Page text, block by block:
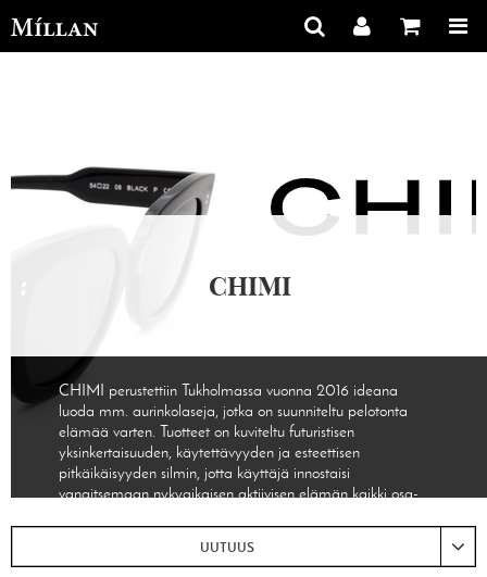
CHIMI
CHIMI perustettiin Tukholmassa vuonna 2016 ideana
luoda mm. aurinkolaseja, jotka on suunniteltu pelotonta
elämää varten. Tuotteet on kuviteltu futuristisen
yksinkertaisuuden, käytettävyyden ja esteettisen
pitkäikäisyyden silmin, jotta käyttäjä innostaisi
vangitsemaan nykyaikaisen aktiivisen elämän kaikki osa-
UUTUUS